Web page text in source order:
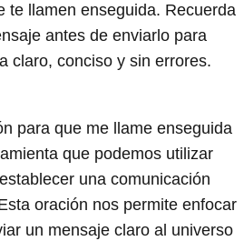
te llamen enseguida. Recuerda
antes de enviarlo para
claro, conciso y sin errores.
para que me llame enseguida
que podemos utilizar
una comunicación
oración nos permite enfocar
un mensaje claro al universo